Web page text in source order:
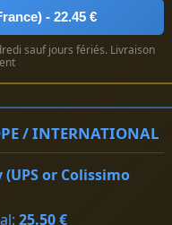
- 22.45 €
sauf jours fériés. Livraison
/ INTERNATIONAL
or Colissimo
25.50 €